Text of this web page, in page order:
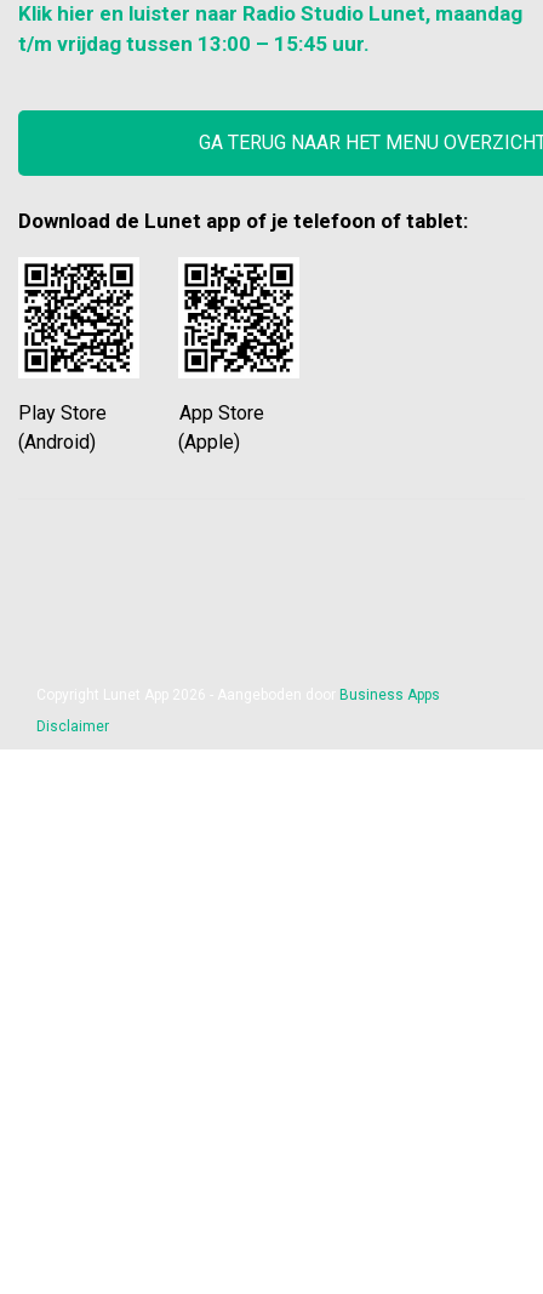
Klik hier en luister naar Radio Studio Lunet, maandag
t/m vrijdag tussen 13:00 – 15:45 uur.
GA TERUG NAAR HET MENU
Download de Lunet app of je telefoon of tablet:
Play Store App Store
(Android) (Apple)
Business Apps
Disclaimer